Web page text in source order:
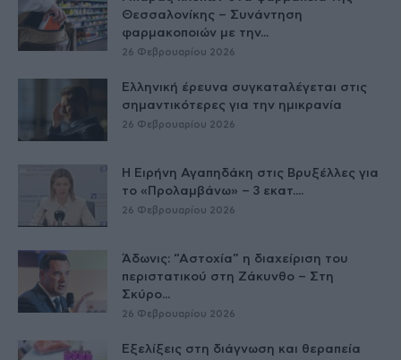
Θεσσαλονίκης – Συνάντηση
φαρμακοποιών με την...
26 Φεβρουαρίου 2026
Ελληνική έρευνα συγκαταλέγεται στις
σημαντικότερες για την ημικρανία
26 Φεβρουαρίου 2026
Η Ειρήνη Αγαπηδάκη στις Βρυξέλλες για
το «Προλαμβάνω» – 3 εκατ....
26 Φεβρουαρίου 2026
Άδωνις: “Αστοχία” η διαχείριση του
περιστατικού στη Ζάκυνθο – Στη
Σκύρο...
26 Φεβρουαρίου 2026
Εξελίξεις στη διάγνωση και θεραπεία